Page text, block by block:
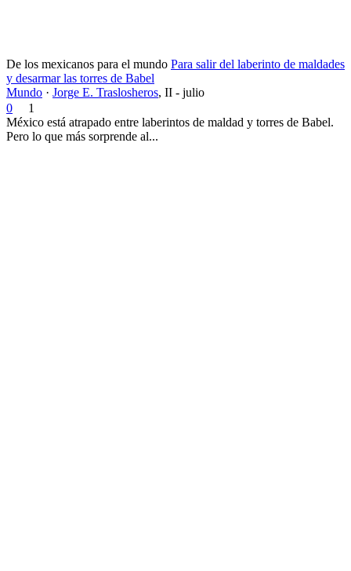
De los mexicanos para el mundo Para salir del laberinto de maldades
y desarmar las torres de Babel
Mundo · Jorge E. Traslosheros, II - julio
0
1
México está atrapado entre laberintos de maldad y torres de Babel.
Pero lo que más sorprende al...